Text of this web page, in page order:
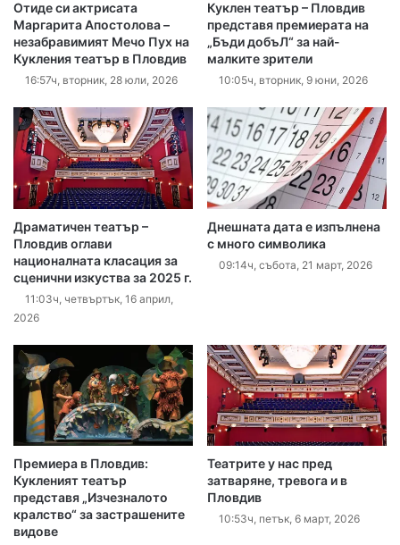
Отиде си актрисата
Маргарита Апостолова –
незабравимият Мечо Пух на
Кукления театър в Пловдив
16:57ч, вторник, 28 юли, 2026
Куклен театър – Пловдив
представя премиерата на
„Бъди добъЛ“ за най-
малките зрители
10:05ч, вторник, 9 юни, 2026
Драматичен театър –
Пловдив оглави
националната класация за
сценични изкуства за 2025 г.
11:03ч, четвъртък, 16 април,
2026
Днешната дата е изпълнена
с много символика
09:14ч, събота, 21 март, 2026
Премиера в Пловдив:
Кукленият театър
представя „Изчезналото
кралство“ за застрашените
видове
Театрите у нас пред
затваряне, тревога и в
Пловдив
10:53ч, петък, 6 март, 2026